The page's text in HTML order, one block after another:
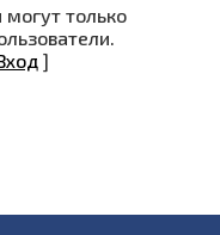
только
]